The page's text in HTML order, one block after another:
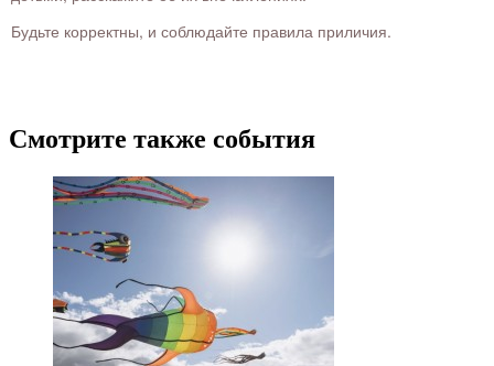
Будьте корректны, и соблюдайте правила приличия.
Смотрите также события